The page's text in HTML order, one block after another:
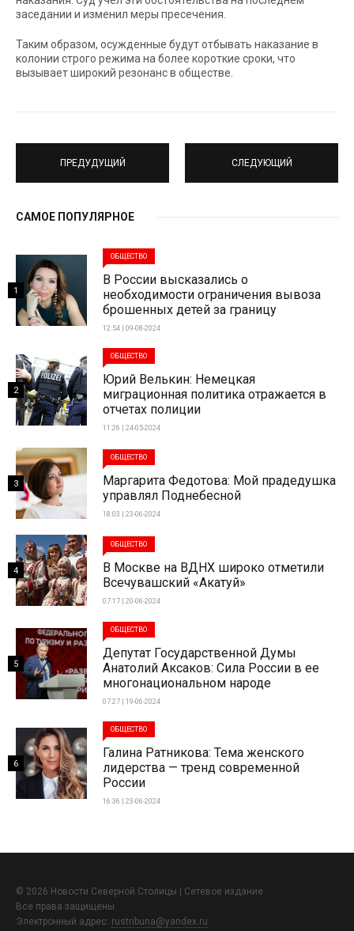
заседании и изменил меры пресечения.
Таким образом, осужденные будут отбывать наказание в
колонии строго режима на более короткие сроки, что
вызывает широкий резонанс в обществе.
ПРЕДУДУЩИЙ СЛЕДУЮЩИЙ
САМОЕ ПОПУЛЯРНОЕ
ОБЩЕСТВО
В России высказались о
необходимости ограничения вывоза
брошенных детей за границу
12:54 | 09-08-2024
1
ОБЩЕСТВО
Юрий Велькин: Немецкая
миграционная политика отражается в
отчетах полиции
11:26 | 24-05-2024
2
ОБЩЕСТВО
Маргарита Федотова: Мой прадедушка
управлял Поднебесной
18:03 | 23-06-2024
3
ОБЩЕСТВО
В Москве на ВДНХ широко отметили
Всечувашский «Акатуй»
07:17 | 20-06-2024
4
ОБЩЕСТВО
Депутат Государственной Думы
Анатолий Аксаков: Сила России в ее
многонациональном народе
07:27 | 19-06-2024
5
ОБЩЕСТВО
Галина Ратникова: Тема женского
лидерства — тренд современной
России
16:36 | 23-06-2024
6
© 2026 Новости Северной Столицы | Сетевое издание.
Все права защищены.
Электронный адрес: rustribuna@yandex.ru